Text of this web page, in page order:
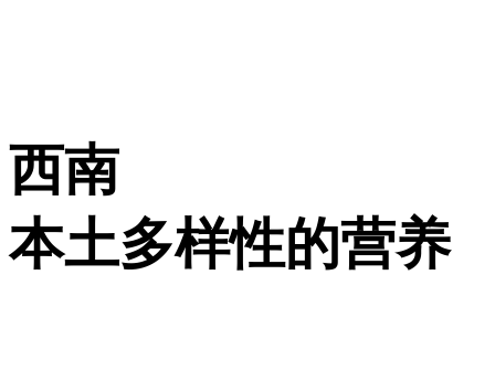
西南
本土多样性的营养